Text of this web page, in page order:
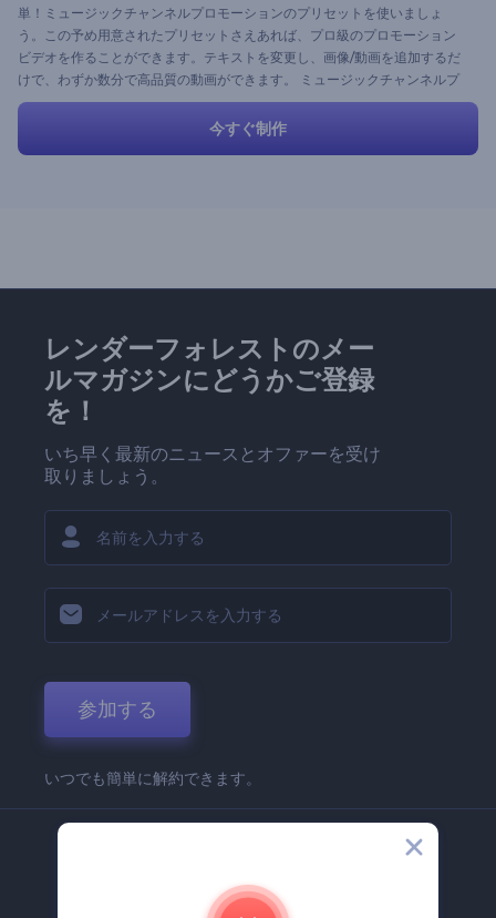
単！ミュージックチャンネルプロモーションのプリセットを使いましょ
う。この予め用意されたプリセットさえあれば、プロ級のプロモーション
ビデオを作ることができます。テキストを変更し、画像/動画を追加するだ
けで、わずか数分で高品質の動画ができます。 ミュージックチャンネルプ
ロモーションで視聴者を引き付け、音楽を広めましょう！
今すぐ制作
レンダーフォレストのメー
ルマガジンにどうかご登録
を！
いち早く最新のニュースとオファーを受け
取りましょう。
参加する
いつでも簡単に解約できます。
Renderforest 企業情報